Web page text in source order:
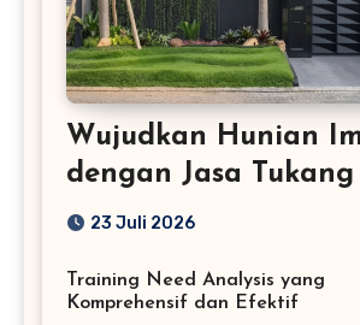
Wujudkan Hunian
dengan Jasa Tukang
Profesional
23 Juli 2026
Training Need Analysis yang
Komprehensif dan Efektif